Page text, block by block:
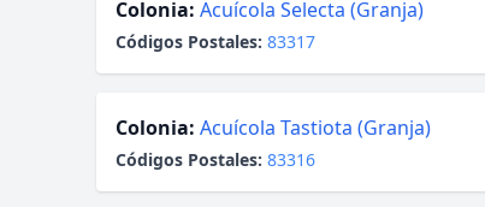
Colonia: Acuícola Selecta (Granja)
Códigos Postales: 83317
Colonia: Acuícola Tastiota (Granja)
Códigos Postales: 83316